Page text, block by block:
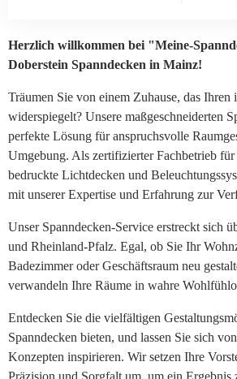
Herzlich willkommen bei "Meine-
Doberstein Spanndecken in Mainz!
Träumen Sie von einem Zuhause, das
widerspiegelt? Unsere maßgeschneiderten
perfekte Lösung für anspruchsvolle
Umgebung. Als zertifizierter Fachbetrieb für
bedruckte Lichtdecken und
mit unserer Expertise und Erfahrung zur
Unser Spanndecken-Service erstreckt sich
und Rheinland-Pfalz. Egal, ob Sie Ihr
Badezimmer oder Geschäftsraum neu
verwandeln Ihre Räume in wahre
Entdecken Sie die vielfältigen
Spanndecken bieten, und lassen Sie sich
Konzepten inspirieren. Wir setzen Ihre
Präzision und Sorgfalt um, um ein Ergebnis